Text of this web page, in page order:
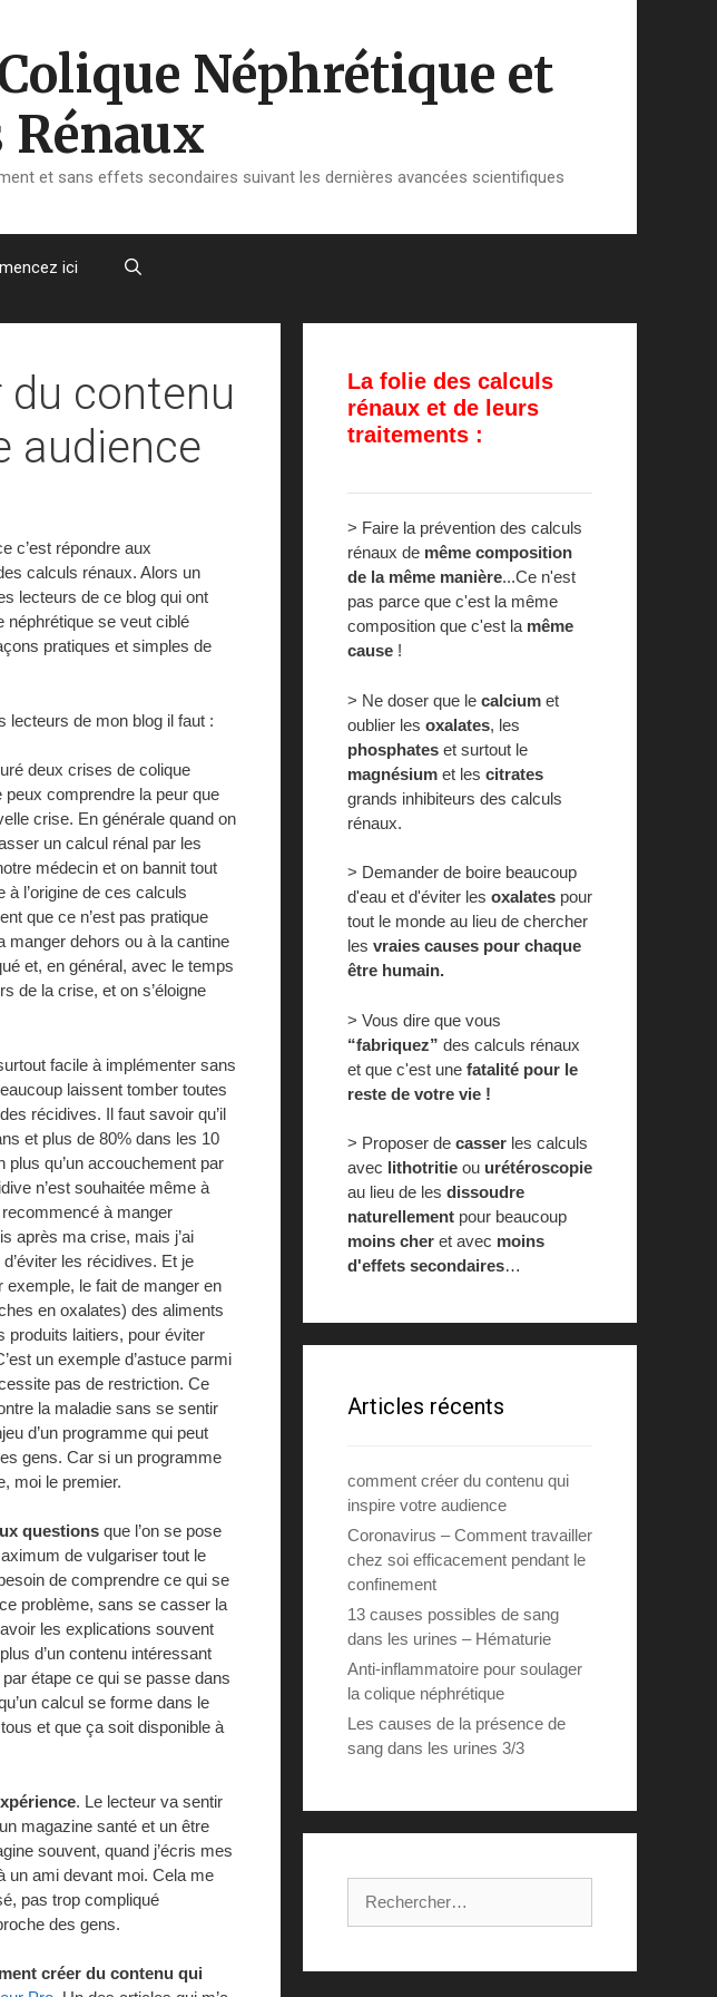
Néphrétique et
Rénaux
et sans effets secondaires suivant les dernières avancées scientifiques
ici
contenu
audience
c’est répondre aux
calculs rénaux. Alors un
lecteurs de ce blog qui ont
néphrétique se veut ciblé
pratiques et simples de
lecteurs de mon blog il faut :
deux crises de colique
comprendre la peur que
crise. En générale quand on
un calcul rénal par les
médecin et on bannit tout
l’origine de ces calculs
que ce n’est pas pratique
manger dehors ou à la cantine
et, en général, avec le temps
de la crise, et on s’éloigne
facile à implémenter sans
laissent tomber toutes
récidives. Il faut savoir qu’il
et plus de 80% dans les 10
qu’un accouchement par
n’est souhaitée même à
à manger
après ma crise, mais j’ai
les récidives. Et je
le fait de manger en
en oxalates) des aliments
produits laitiers, pour éviter
un exemple d’astuce parmi
pas de restriction. Ce
la maladie sans se sentir
d’un programme qui peut
gens. Car si un programme
moi le premier.
questions que l’on se pose
de vulgariser tout le
de comprendre ce qui se
problème, sans se casser la
les explications souvent
d’un contenu intéressant
étape ce qui se passe dans
calcul se forme dans le
et que ça soit disponible à
. Le lecteur va sentir
magazine santé et un être
souvent, quand j’écris mes
un ami devant moi. Cela me
pas trop compliqué
des gens.
créer du contenu qui
La folie des calculs
rénaux et de leurs
traitements :
> Faire la prévention des calculs
rénaux de même composition
de la même manière...Ce n'est
pas parce que c'est la même
composition que c'est la même
cause !
> Ne doser que le calcium et
oublier les oxalates, les
phosphates et surtout le
magnésium et les citrates
grands inhibiteurs des calculs
rénaux.
> Demander de boire beaucoup
d'eau et d'éviter les oxalates pour
tout le monde au lieu de chercher
les vraies causes pour chaque
être humain.
> Vous dire que vous
“fabriquez” des calculs rénaux
et que c'est une fatalité pour le
reste de votre vie !
> Proposer de casser les calculs
avec lithotritie ou urétéroscopie
au lieu de les dissoudre
naturellement pour beaucoup
moins cher et avec moins
d'effets secondaires…
Articles récents
comment créer du contenu qui
inspire votre audience
Coronavirus – Comment travailler
chez soi efficacement pendant le
confinement
13 causes possibles de sang
dans les urines – Hématurie
Anti-inflammatoire pour soulager
la colique néphrétique
Les causes de la présence de
sang dans les urines 3/3